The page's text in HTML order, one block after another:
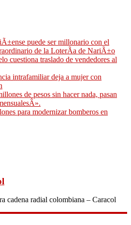
puede ser millonario con el
de la LoterÃ­a de NariÃ±o
cuestiona traslado de vendedores al
intrafamiliar deja a mujer con
de pesos sin hacer nada, pasan
para modernizar bomberos en
cadena radial colombiana – Caracol